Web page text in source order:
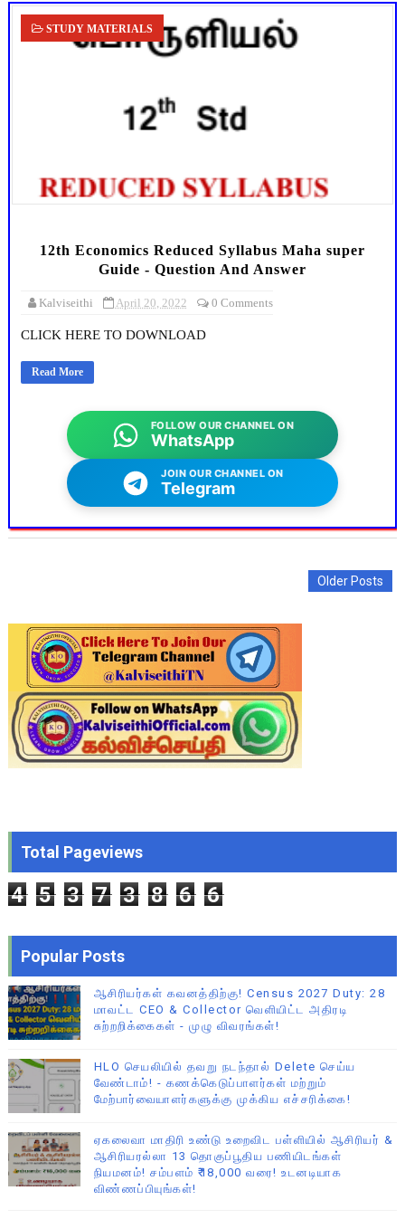
STUDY MATERIALS
12th Economics Reduced Syllabus Maha super
Guide - Question And Answer
Kalviseithi April 20, 2022 0 Comments
CLICK HERE TO DOWNLOAD
Read More
FOLLOW OUR CHANNEL ON
WhatsApp
JOIN OUR CHANNEL ON
Telegram
Older Posts
Total Pageviews
4 5 3 7 3 8 6 6
Popular Posts
ஆசிரியர்கள் கவனத்திற்கு! Census 2027 Duty: 28
மாவட்ட CEO & Collector வெளியிட்ட அதிரடி
சுற்றறிக்கைகள் - முழு விவரங்கள்!
HLO செயலியில் தவறு நடந்தால் Delete செய்ய
வேண்டாம்! - கணக்கெடுப்பாளர்கள் மற்றும்
மேற்பார்வையாளர்களுக்கு முக்கிய எச்சரிக்கை!
ஏகலைவா மாதிரி உண்டு உறைவிட பள்ளியில் ஆசிரியர் &
ஆசிரியரல்லா 13 தொகுப்பூதிய பணியிடங்கள்
நியமனம்! சம்பளம் ₹18,000 வரை! உடனடியாக
விண்ணப்பியுங்கள்!